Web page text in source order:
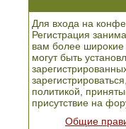
Для входа на
Регистрация
вам более
могут быть
политикой,
присутствие на
Общие